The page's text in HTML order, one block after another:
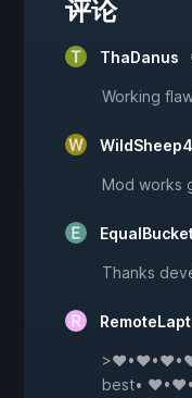
评论
ThaDanus
Working
Mod works
Thanks
best•